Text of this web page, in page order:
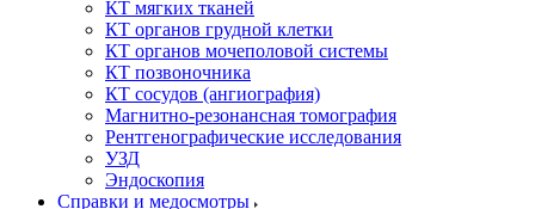
КТ мягких тканей
КТ органов грудной клетки
КТ органов мочеполовой системы
КТ позвоночника
КТ сосудов (ангиография)
Магнитно-резонансная томография
Рентгенографические исследования
УЗД
Эндоскопия
Справки и медосмотры